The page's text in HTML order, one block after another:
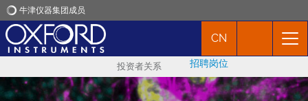
牛津仪器集团成员
应用
CN
投资者关系 招聘岗位